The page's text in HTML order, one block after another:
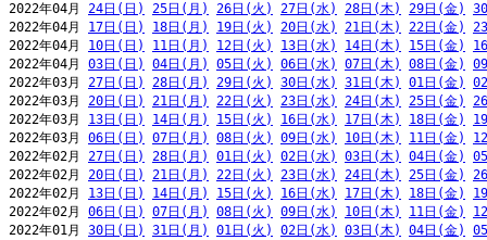
2022年04月 24日(日) 25日(月) 26日(火) 27日(水) 28日(木) 29日(金)
2022年04月 17日(日) 18日(月) 19日(火) 20日(水) 21日(木) 22日(金)
2022年04月 10日(日) 11日(月) 12日(火) 13日(水) 14日(木) 15日(金)
2022年04月 03日(日) 04日(月) 05日(火) 06日(水) 07日(木) 08日(金)
2022年03月 27日(日) 28日(月) 29日(火) 30日(水) 31日(木) 01日(金)
2022年03月 20日(日) 21日(月) 22日(火) 23日(水) 24日(木) 25日(金)
2022年03月 13日(日) 14日(月) 15日(火) 16日(水) 17日(木) 18日(金)
2022年03月 06日(日) 07日(月) 08日(火) 09日(水) 10日(木) 11日(金)
2022年02月 27日(日) 28日(月) 01日(火) 02日(水) 03日(木) 04日(金)
2022年02月 20日(日) 21日(月) 22日(火) 23日(水) 24日(木) 25日(金)
2022年02月 13日(日) 14日(月) 15日(火) 16日(水) 17日(木) 18日(金)
2022年02月 06日(日) 07日(月) 08日(火) 09日(水) 10日(木) 11日(金)
2022年01月 30日(日) 31日(月) 01日(火) 02日(水) 03日(木) 04日(金)